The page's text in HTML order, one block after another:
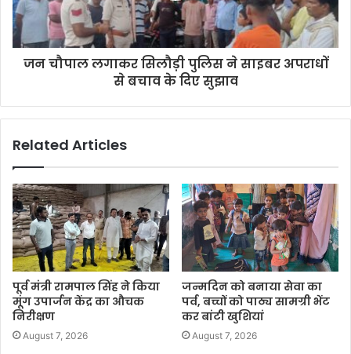
जन चौपाल लगाकर सिलौड़ी पुलिस ने साइबर अपराधों
से बचाव के दिए सुझाव
Related Articles
पूर्व मंत्री रामपाल सिंह ने किया
मूंग उपार्जन केंद्र का औचक
निरीक्षण
August 7, 2026
जन्मदिन को बनाया सेवा का
पर्व, बच्चों को पाठ्य सामग्री भेंट
कर बांटी खुशियां
August 7, 2026